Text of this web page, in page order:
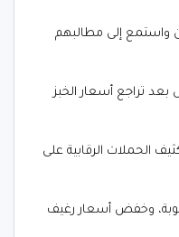
واستمع إلى مطالبهم
تراجع أسعار الخبز
الحملات الرقابية على
وخفض أسعار رغيف